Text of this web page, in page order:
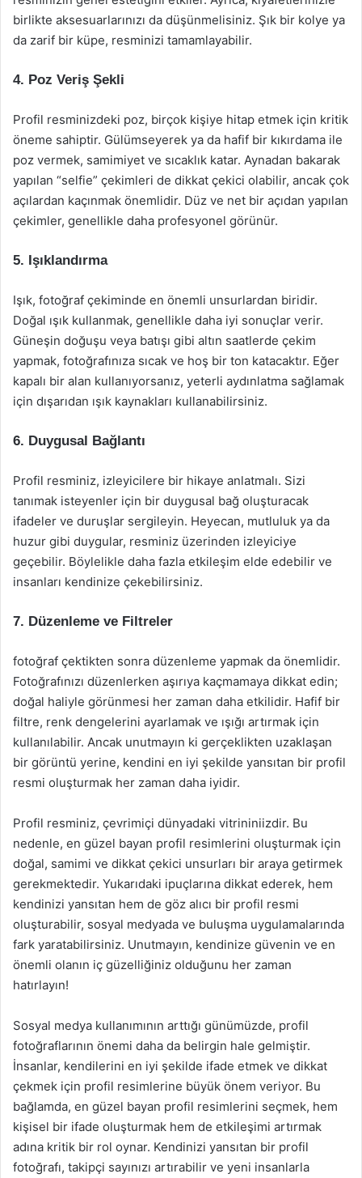
birlikte aksesuarlarınızı da düşünmelisiniz. Şık bir kolye ya
da zarif bir küpe, resminizi tamamlayabilir.
4. Poz Veriş Şekli
Profil resminizdeki poz, birçok kişiye hitap etmek için kritik
öneme sahiptir. Gülümseyerek ya da hafif bir kıkırdama ile
poz vermek, samimiyet ve sıcaklık katar. Aynadan bakarak
yapılan “selfie” çekimleri de dikkat çekici olabilir, ancak çok
açılardan kaçınmak önemlidir. Düz ve net bir açıdan yapılan
çekimler, genellikle daha profesyonel görünür.
5. Işıklandırma
Işık, fotoğraf çekiminde en önemli unsurlardan biridir.
Doğal ışık kullanmak, genellikle daha iyi sonuçlar verir.
Güneşin doğuşu veya batışı gibi altın saatlerde çekim
yapmak, fotoğrafınıza sıcak ve hoş bir ton katacaktır. Eğer
kapalı bir alan kullanıyorsanız, yeterli aydınlatma sağlamak
için dışarıdan ışık kaynakları kullanabilirsiniz.
6. Duygusal Bağlantı
Profil resminiz, izleyicilere bir hikaye anlatmalı. Sizi
tanımak isteyenler için bir duygusal bağ oluşturacak
ifadeler ve duruşlar sergileyin. Heyecan, mutluluk ya da
huzur gibi duygular, resminiz üzerinden izleyiciye
geçebilir. Böylelikle daha fazla etkileşim elde edebilir ve
insanları kendinize çekebilirsiniz.
7. Düzenleme ve Filtreler
fotoğraf çektikten sonra düzenleme yapmak da önemlidir.
Fotoğrafınızı düzenlerken aşırıya kaçmamaya dikkat edin;
doğal haliyle görünmesi her zaman daha etkilidir. Hafif bir
filtre, renk dengelerini ayarlamak ve ışığı artırmak için
kullanılabilir. Ancak unutmayın ki gerçeklikten uzaklaşan
bir görüntü yerine, kendini en iyi şekilde yansıtan bir profil
resmi oluşturmak her zaman daha iyidir.
Profil resminiz, çevrimiçi dünyadaki vitrininiizdir. Bu
nedenle, en güzel bayan profil resimlerini oluşturmak için
doğal, samimi ve dikkat çekici unsurları bir araya getirmek
gerekmektedir. Yukarıdaki ipuçlarına dikkat ederek, hem
kendinizi yansıtan hem de göz alıcı bir profil resmi
oluşturabilir, sosyal medyada ve buluşma uygulamalarında
fark yaratabilirsiniz. Unutmayın, kendinize güvenin ve en
önemli olanın iç güzelliğiniz olduğunu her zaman
hatırlayın!
Sosyal medya kullanımının arttığı günümüzde, profil
fotoğraflarının önemi daha da belirgin hale gelmiştir.
İnsanlar, kendilerini en iyi şekilde ifade etmek ve dikkat
çekmek için profil resimlerine büyük önem veriyor. Bu
bağlamda, en güzel bayan profil resimlerini seçmek, hem
kişisel bir ifade oluşturmak hem de etkileşimi artırmak
adına kritik bir rol oynar. Kendinizi yansıtan bir profil
fotoğrafı, takipçi sayınızı artırabilir ve yeni insanlarla